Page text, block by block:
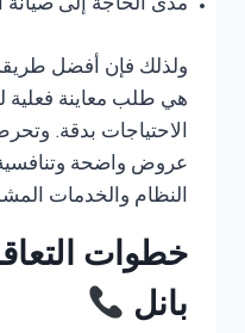
مدى الحاجة إلى صيانة
ولذلك فإن أفضل
هي طلب معاينة فعلية
الاحتياجات بدقة.
عروض واضحة
النظام والخدمات
خطوات
بانل